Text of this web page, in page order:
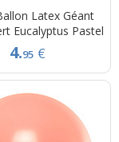
Latex Géant
Eucalyptus Pastel
4.95 €